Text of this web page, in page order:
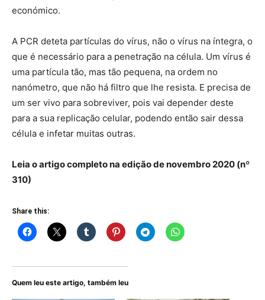
económico.
A PCR deteta partículas do vírus, não o vírus na íntegra, o
que é necessário para a penetração na célula. Um vírus é
uma partícula tão, mas tão pequena, na ordem no
nanómetro, que não há filtro que lhe resista. E precisa de
um ser vivo para sobreviver, pois vai depender deste
para a sua replicação celular, podendo então sair dessa
célula e infetar muitas outras.
Leia o artigo completo na edição de novembro 2020 (nº
310)
Share this:
Quem leu este artigo, também leu